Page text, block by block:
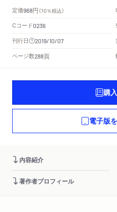
定価968円 （10％税込）
Cコード0236
刊行日 2019/10/07
ページ数288頁
購
電子版
内容紹介
著作者プロフィール